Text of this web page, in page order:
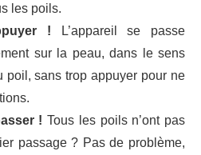
les poils.
! L’appareil se passe
sur la peau, dans le sens
poil, sans trop appuyer pour ne
! Tous les poils n’ont pas
passage ? Pas de problème,